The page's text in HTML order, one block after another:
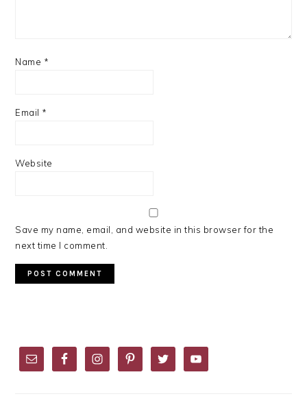
Name *
Email *
Website
Save my name, email, and website in this browser for the
next time I comment.
SIDEBAR